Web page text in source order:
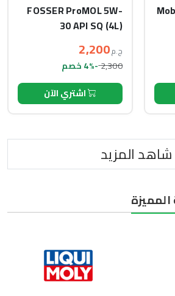
FOSSER ProMOL 5W-
30 API SQ (4L)
ج.م2,200
2,300-4% خصم
اشتري الآن
شاهد المزيد